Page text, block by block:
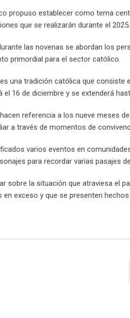
propuso establecer como tema
que se realizarán durante el 2025.
las novenas se abordan los
primordial para el sector católico.
una tradición católica que
el 16 de diciembre y se extenderá
referencia a los nueve meses
a través de momentos de
varios eventos en
para recordar varias pasajes
sobre la situación que atraviesa el
exceso y que se presenten